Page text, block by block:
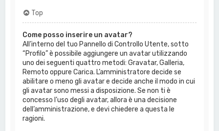
Top
Come posso inserire un avatar?
All’interno del tuo Pannello di Controllo Utente, sotto
“Profilo” è possibile aggiungere un avatar utilizzando
uno dei seguenti quattro metodi: Gravatar, Galleria,
Remoto oppure Carica. L’amministratore decide se
abilitare o meno gli avatar e decide anche il modo in cui
gli avatar sono messi a disposizione. Se non ti è
concesso l’uso degli avatar, allora è una decisione
dell’amministrazione, e devi chiedere a questa le
ragioni.